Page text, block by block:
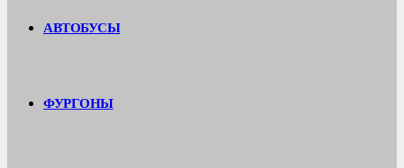
АВТОБУСЫ
ФУРГОНЫ